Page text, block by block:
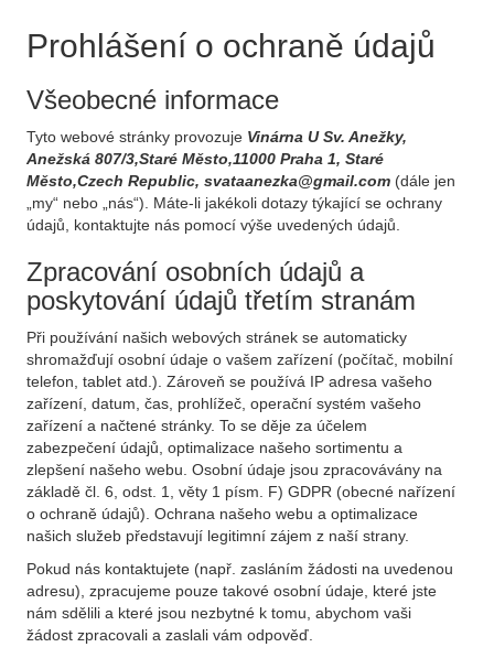
Prohlášení o ochraně údajů
Všeobecné informace
Tyto webové stránky provozuje Vinárna U Sv. Anežky,
Anežská 807/3,Staré Město,11000 Praha 1, Staré
Město,Czech Republic, svataanezka@gmail.com (dále jen
„my“ nebo „nás“). Máte-li jakékoli dotazy týkající se ochrany
údajů, kontaktujte nás pomocí výše uvedených údajů.
Zpracování osobních údajů a
poskytování údajů třetím stranám
Při používání našich webových stránek se automaticky
shromažďují osobní údaje o vašem zařízení (počítač, mobilní
telefon, tablet atd.). Zároveň se používá IP adresa vašeho
zařízení, datum, čas, prohlížeč, operační systém vašeho
zařízení a načtené stránky. To se děje za účelem
zabezpečení údajů, optimalizace našeho sortimentu a
zlepšení našeho webu. Osobní údaje jsou zpracovávány na
základě čl. 6, odst. 1, věty 1 písm. F) GDPR (obecné nařízení
o ochraně údajů). Ochrana našeho webu a optimalizace
našich služeb představují legitimní zájem z naší strany.
Pokud nás kontaktujete (např. zasláním žádosti na uvedenou
adresu), zpracujeme pouze takové osobní údaje, které jste
nám sdělili a které jsou nezbytné k tomu, abychom vaši
žádost zpracovali a zaslali vám odpověď.